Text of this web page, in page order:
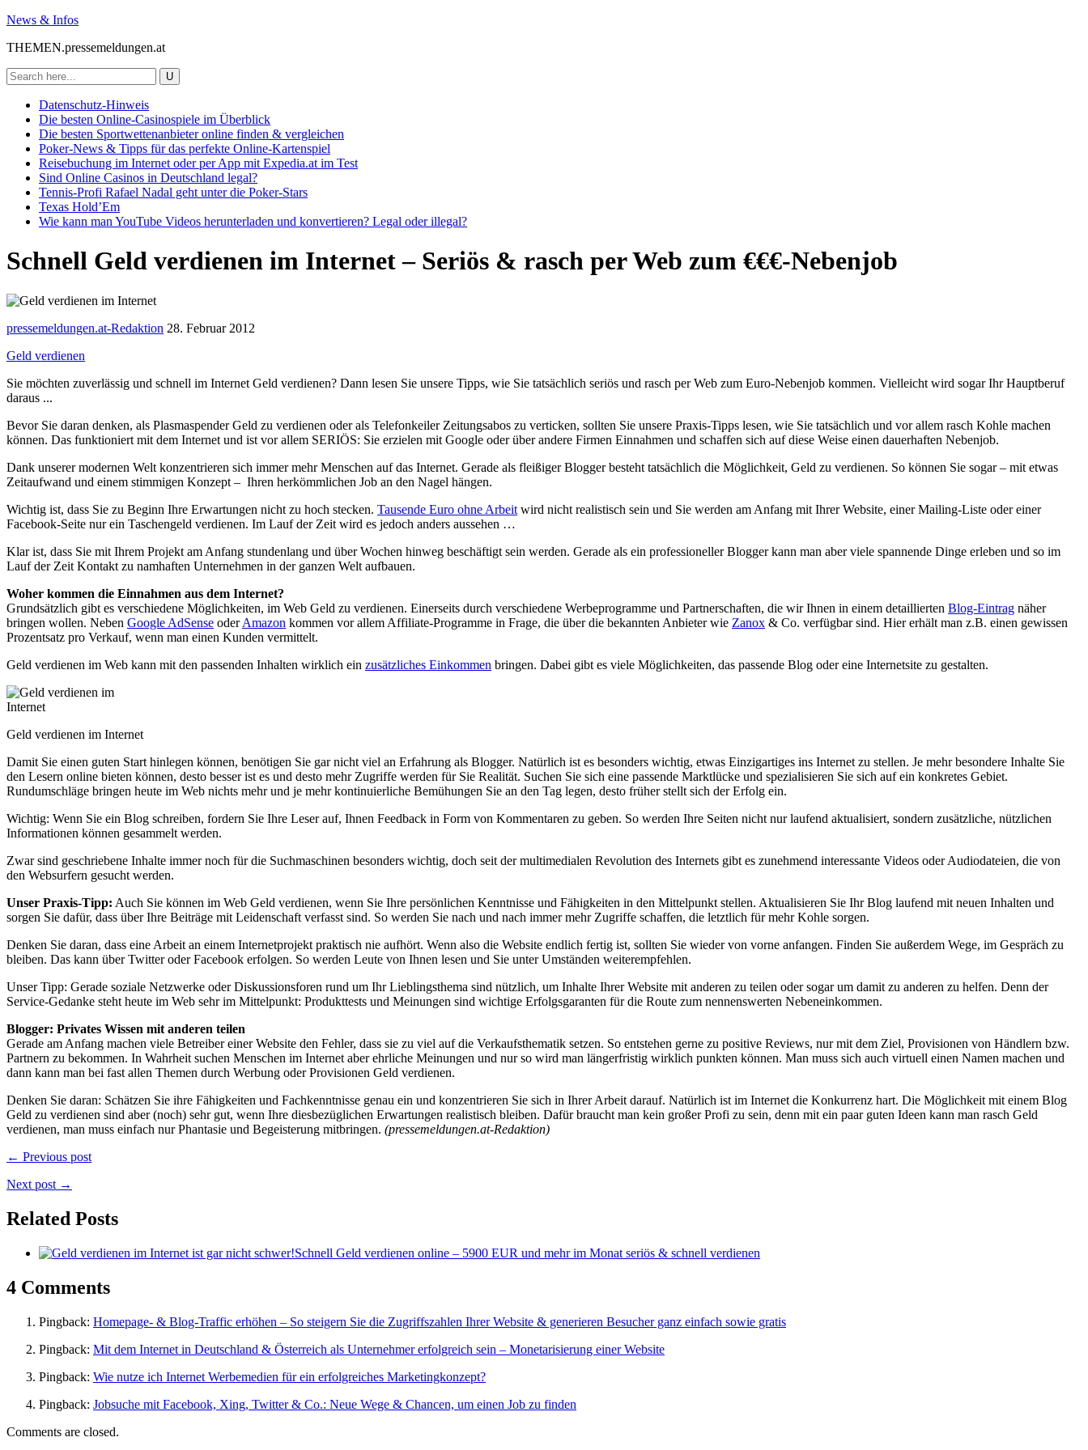
News & Infos
THEMEN.pressemeldungen.at
Datenschutz-Hinweis
Die besten Online-Casinospiele im Überblick
Die besten Sportwettenanbieter online finden & vergleichen
Poker-News & Tipps für das perfekte Online-Kartenspiel
Reisebuchung im Internet oder per App mit Expedia.at im Test
Sind Online Casinos in Deutschland legal?
Tennis-Profi Rafael Nadal geht unter die Poker-Stars
Texas Hold’Em
Wie kann man YouTube Videos herunterladen und konvertieren? Legal oder illegal?
Schnell Geld verdienen im Internet – Seriös & rasch per Web zum €€€-Nebenjob
pressemeldungen.at-Redaktion 28. Februar 2012
Geld verdienen
Sie möchten zuverlässig und schnell im Internet Geld verdienen? Dann lesen Sie unsere Tipps, wie Sie tatsächlich seriös und rasch per Web zum Euro-Nebenjob kommen. Vielleicht wird sogar Ihr Hauptberuf
daraus ...
Bevor Sie daran denken, als Plasmaspender Geld zu verdienen oder als Telefonkeiler Zeitungsabos zu verticken, sollten Sie unsere Praxis-Tipps lesen, wie Sie tatsächlich und vor allem rasch Kohle machen
können. Das funktioniert mit dem Internet und ist vor allem SERIÖS: Sie erzielen mit Google oder über andere Firmen Einnahmen und schaffen sich auf diese Weise einen dauerhaften Nebenjob.
Dank unserer modernen Welt konzentrieren sich immer mehr Menschen auf das Internet. Gerade als fleißiger Blogger besteht tatsächlich die Möglichkeit, Geld zu verdienen. So können Sie sogar – mit etwas
Zeitaufwand und einem stimmigen Konzept – Ihren herkömmlichen Job an den Nagel hängen.
Wichtig ist, dass Sie zu Beginn Ihre Erwartungen nicht zu hoch stecken. Tausende Euro ohne Arbeit wird nicht realistisch sein und Sie werden am Anfang mit Ihrer Website, einer Mailing-Liste oder einer
Facebook-Seite nur ein Taschengeld verdienen. Im Lauf der Zeit wird es jedoch anders aussehen …
Klar ist, dass Sie mit Ihrem Projekt am Anfang stundenlang und über Wochen hinweg beschäftigt sein werden. Gerade als ein professioneller Blogger kann man aber viele spannende Dinge erleben und so im
Lauf der Zeit Kontakt zu namhaften Unternehmen in der ganzen Welt aufbauen.
Woher kommen die Einnahmen aus dem Internet?
Grundsätzlich gibt es verschiedene Möglichkeiten, im Web Geld zu verdienen. Einerseits durch verschiedene Werbeprogramme und Partnerschaften, die wir Ihnen in einem detaillierten Blog-Eintrag näher
bringen wollen. Neben Google AdSense oderAmazon kommen vor allem Affiliate-Programme in Frage, die über die bekannten Anbieter wie Zanox & Co. verfügbar sind. Hier erhält man z.B. einen gewissen
Prozentsatz pro Verkauf, wenn man einen Kunden vermittelt.
Geld verdienen im Web kann mit den passenden Inhalten wirklich ein zusätzliches Einkommen bringen. Dabei gibt es viele Möglichkeiten, das passende Blog oder eine Internetsite zu gestalten.
Geld verdienen im Internet
Damit Sie einen guten Start hinlegen können, benötigen Sie gar nicht viel an Erfahrung als Blogger. Natürlich ist es besonders wichtig, etwas Einzigartiges ins Internet zu stellen. Je mehr besondere Inhalte Sie
den Lesern online bieten können, desto besser ist es und desto mehr Zugriffe werden für Sie Realität. Suchen Sie sich eine passende Marktlücke und spezialisieren Sie sich auf ein konkretes Gebiet.
Rundumschläge bringen heute im Web nichts mehr und je mehr kontinuierliche Bemühungen Sie an den Tag legen, desto früher stellt sich der Erfolg ein.
Wichtig: Wenn Sie ein Blog schreiben, fordern Sie Ihre Leser auf, Ihnen Feedback in Form von Kommentaren zu geben. So werden Ihre Seiten nicht nur laufend aktualisiert, sondern zusätzliche, nützlichen
Informationen können gesammelt werden.
Zwar sind geschriebene Inhalte immer noch für die Suchmaschinen besonders wichtig, doch seit der multimedialen Revolution des Internets gibt es zunehmend interessante Videos oder Audiodateien, die von
den Websurfern gesucht werden.
Unser Praxis-Tipp: Auch Sie können im Web Geld verdienen, wenn Sie Ihre persönlichen Kenntnisse und Fähigkeiten in den Mittelpunkt stellen. Aktualisieren Sie Ihr Blog laufend mit neuen Inhalten und
sorgen Sie dafür, dass über Ihre Beiträge mit Leidenschaft verfasst sind. So werden Sie nach und nach immer mehr Zugriffe schaffen, die letztlich für mehr Kohle sorgen.
Denken Sie daran, dass eine Arbeit an einem Internetprojekt praktisch nie aufhört. Wenn also die Website endlich fertig ist, sollten Sie wieder von vorne anfangen. Finden Sie außerdem Wege, im Gespräch zu
bleiben. Das kann über Twitter oder Facebook erfolgen. So werden Leute von Ihnen lesen und Sie unter Umständen weiterempfehlen.
Unser Tipp: Gerade soziale Netzwerke oder Diskussionsforen rund um Ihr Lieblingsthema sind nützlich, um Inhalte Ihrer Website mit anderen zu teilen oder sogar um damit zu anderen zu helfen. Denn der
Service-Gedanke steht heute im Web sehr im Mittelpunkt: Produkttests und Meinungen sind wichtige Erfolgsgaranten für die Route zum nennenswerten Nebeneinkommen.
Blogger: Privates Wissen mit anderen teilen
Gerade am Anfang machen viele Betreiber einer Website den Fehler, dass sie zu viel auf die Verkaufsthematik setzen. So entstehen gerne zu positive Reviews, nur mit dem Ziel, Provisionen von Händlern bzw.
Partnern zu bekommen. In Wahrheit suchen Menschen im Internet aber ehrliche Meinungen und nur so wird man längerfristig wirklich punkten können. Man muss sich auch virtuell einen Namen machen und
dann kann man bei fast allen Themen durch Werbung oder Provisionen Geld verdienen.
Denken Sie daran: Schätzen Sie ihre Fähigkeiten und Fachkenntnisse genau ein und konzentrieren Sie sich in Ihrer Arbeit darauf. Natürlich ist im Internet die Konkurrenz hart. Die Möglichkeit mit einem Blog
Geld zu verdienen sind aber (noch) sehr gut, wenn Ihre diesbezüglichen Erwartungen realistisch bleiben. Dafür braucht man kein großer Profi zu sein, denn mit ein paar guten Ideen kann man rasch Geld
verdienen, man muss einfach nur Phantasie und Begeisterung mitbringen. (pressemeldungen.at-Redaktion)
← Previous post
Next post →
Related Posts
Schnell Geld verdienen online – 5900 EUR und mehr im Monat seriös & schnell verdienen
4 Comments
Pingback: Homepage- & Blog-Traffic erhöhen – So steigern Sie die Zugriffszahlen Ihrer Website & generieren Besucher ganz einfach sowie gratis
Pingback: Mit dem Internet in Deutschland & Österreich als Unternehmer erfolgreich sein – Monetarisierung einer Website
Pingback: Wie nutze ich Internet Werbemedien für ein erfolgreiches Marketingkonzept?
Pingback: Jobsuche mit Facebook, Xing, Twitter & Co.: Neue Wege & Chancen, um einen Job zu finden
Comments are closed.